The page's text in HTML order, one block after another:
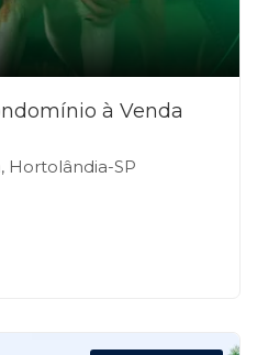
à Venda
Hortolândia-SP